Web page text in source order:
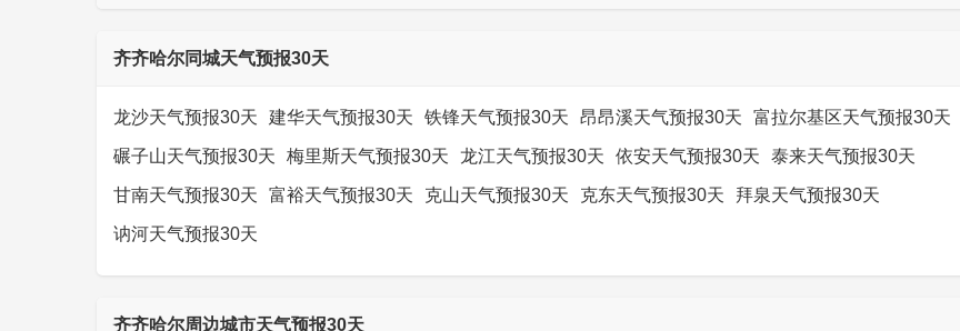
齐齐哈尔同城天气预报30天
龙沙天气预报30天 建华天气预报30天 铁锋天气预报30天 昂昂溪天气预报30天 富拉尔基区天气预报30天
碾子山天气预报30天 梅里斯天气预报30天 龙江天气预报30天 依安天气预报30天 泰来天气预报30天
甘南天气预报30天 富裕天气预报30天 克山天气预报30天 克东天气预报30天 拜泉天气预报30天
讷河天气预报30天
齐齐哈尔周边城市天气预报30天